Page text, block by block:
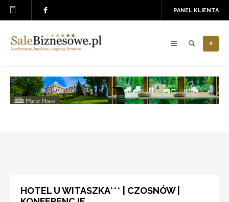
PANEL KLIENTA
+
HOTEL U WITASZKA*** | CZOSNÓW |